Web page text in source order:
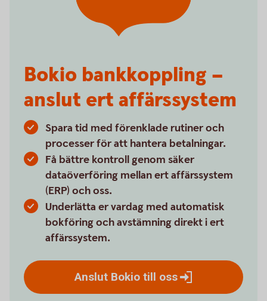
Bokio bankkoppling –
anslut ert affärssystem
Spara tid med förenklade rutiner och
processer för att hantera betalningar.
Få bättre kontroll genom säker
dataöverföring mellan ert affärssystem
(ERP) och oss.
Underlätta er vardag med automatisk
bokföring och avstämning direkt i ert
affärssystem.
Anslut Bokio till oss